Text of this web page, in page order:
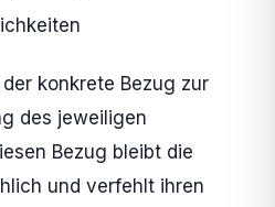
konkrete Bezug zur
des jeweiligen
Bezug bleibt die
und verfehlt ihren